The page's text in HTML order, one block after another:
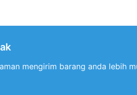
mengirim barang anda lebih